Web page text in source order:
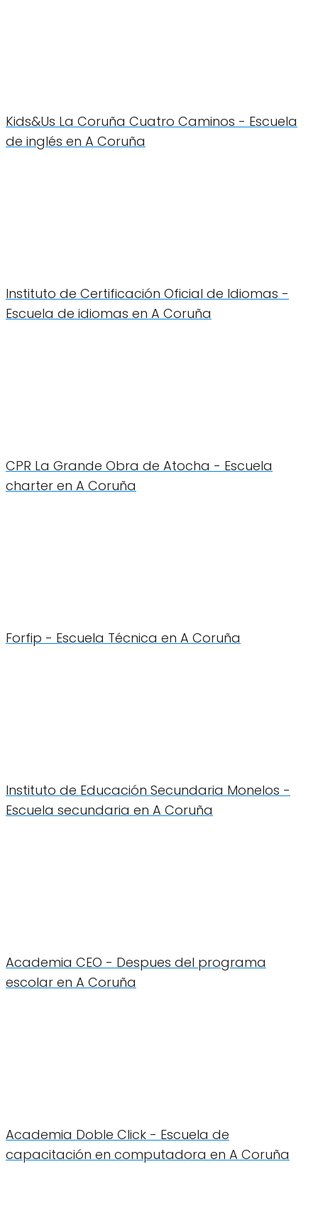
Kids&Us La Coruña Cuatro Caminos - Escuela
de inglés en A Coruña
Instituto de Certificación Oficial de Idiomas -
Escuela de idiomas en A Coruña
CPR La Grande Obra de Atocha - Escuela
charter en A Coruña
Forfip - Escuela Técnica en A Coruña
Instituto de Educación Secundaria Monelos -
Escuela secundaria en A Coruña
Academia CEO - Despues del programa
escolar en A Coruña
Academia Doble Click - Escuela de
capacitación en computadora en A Coruña